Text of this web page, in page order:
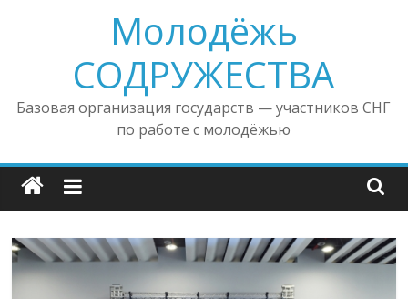
Молодёжь
СОДРУЖЕСТВА
Базовая организация государств — участников СНГ
по работе с молодёжью